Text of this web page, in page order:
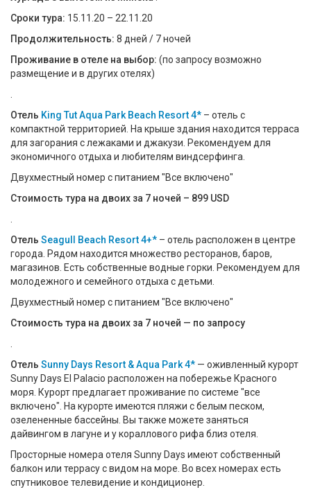
Сроки тура: 15.11.20 – 22.11.20
Продолжительность: 8 дней / 7 ночей
Проживание в отеле на выбор: (по запросу возможно
размещение и в других отелях)
Отель King Tut Aqua Park Beach Resort 4* – отель с
компактной территорией. На крыше здания находится терраса
для загорания с лежаками и джакузи. Рекомендуем для
экономичного отдыха и любителям виндсерфинга.
Двухместный номер с питанием "Все включено"
Стоимость тура на двоих за 7 ночей – 899 USD
Отель Seagull Beach Resort 4+* – отель расположен в центре
города. Рядом находится множество ресторанов, баров,
магазинов. Есть собственные водные горки. Рекомендуем для
молодежного и семейного отдыха с детьми.
Двухместный номер с питанием "Все включено"
Стоимость тура на двоих за 7 ночей — по запросу
Отель Sunny Days Resort & Aqua Park 4* — оживленный курорт
Sunny Days El Palacio расположен на побережье Красного
моря. Курорт предлагает проживание по системе "все
включено". На курорте имеются пляжи с белым песком,
озелененные бассейны. Вы также можете заняться
дайвингом в лагуне и у кораллового рифа близ отеля.
Просторные номера отеля Sunny Days имеют собственный
балкон или террасу с видом на море. Во всех номерах есть
спутниковое телевидение и кондиционер.